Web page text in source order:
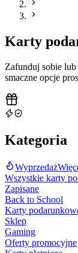
Karty
Zafunduj sobie
smaczne opcje
Kategoria
Wyprzedaż
Wszystkie karty
Zapisane
Back to School
Karty
Sklep
Gaming
Oferty promocyjne